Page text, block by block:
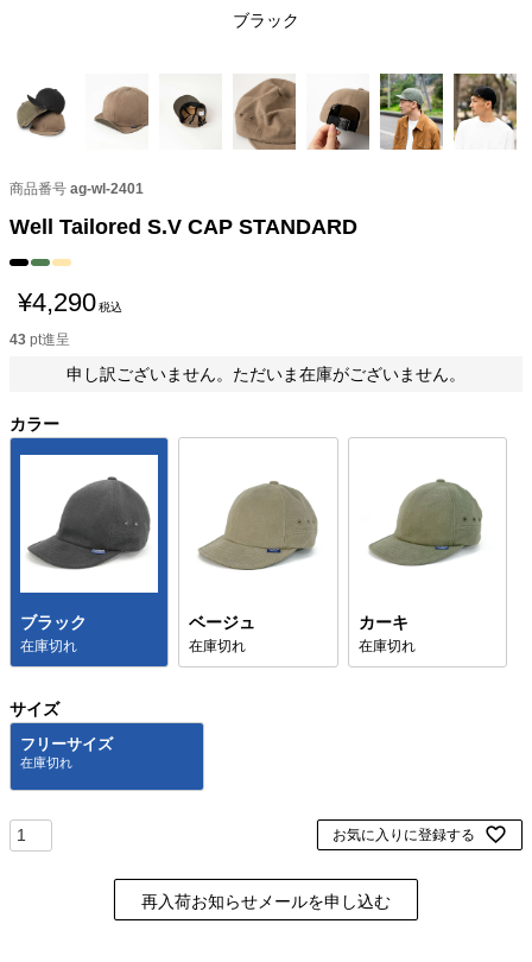
ブラック
商品番号 ag-wl-2401
Well Tailored S.V CAP STANDARD
¥4,290税込
43 pt進呈
申し訳ございません。ただいま在庫がございません。
カラー
ブラック
在庫切れ
ベージュ
在庫切れ
カーキ
在庫切れ
サイズ
フリーサイズ
お気に入りに登録する
再入荷お知らせメールを申し込む